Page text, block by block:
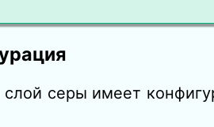
серы имеет